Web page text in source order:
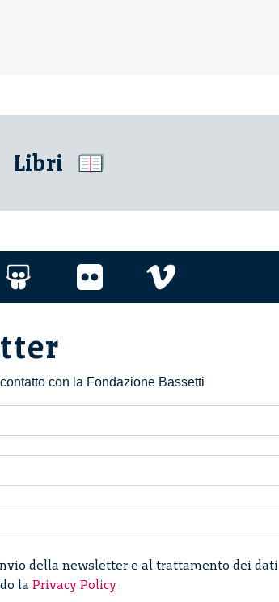
Libri
con la Fondazione Bassetti
della newsletter e al trattamento dei dati
la Privacy Policy